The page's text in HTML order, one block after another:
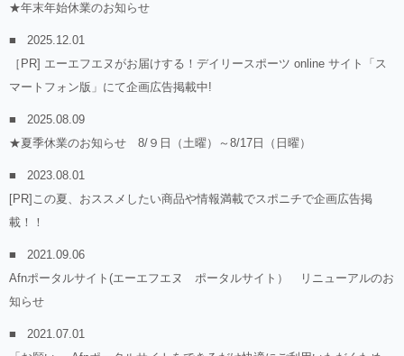
★年末年始休業のお知らせ
2025.12.01
［PR] エーエフエヌがお届けする！デイリースポーツ online サイト「ス
マートフォン版」にて企画広告掲載中!
2025.08.09
★夏季休業のお知らせ 8/９日（土曜）～8/17日（日曜）
2023.08.01
[PR]この夏、おススメしたい商品や情報満載でスポニチで企画広告掲
載！！
2021.09.06
Afnポータルサイト(エーエフエヌ ポータルサイト） リニューアルのお
知らせ
2021.07.01